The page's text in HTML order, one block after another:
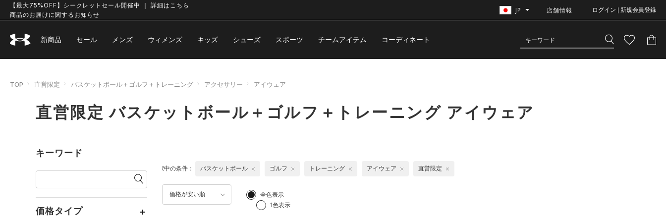
【最大75%OFF】シークレットセール開催中 ｜ 詳細はこちら
商品のお届けに関するお知らせ
JP 店舗情報 ログイン | 新規会員登録
新商品 セール メンズ ウィメンズ キッズ シューズ スポーツ チームアイテム コーディネート
TOP 直営限定 バスケットボール＋ゴルフ＋トレーニング アクセサリー アイウェア
直営限定 バスケットボール＋ゴルフ＋トレーニング アイウェア
キーワード
価格タイプ
価格が安い順
全色表示
1色表示
選択中の条件： バスケットボール ゴルフ トレーニング アイウェア 直営限定